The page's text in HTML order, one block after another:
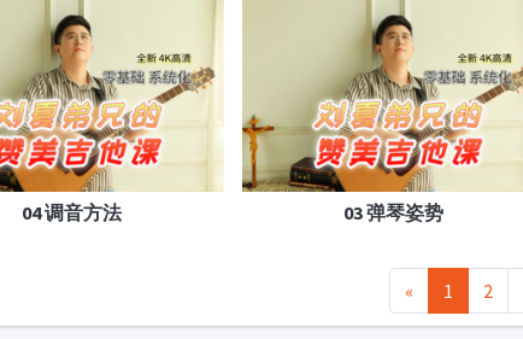
04 调音方法 03 弹琴姿势
« 1 2